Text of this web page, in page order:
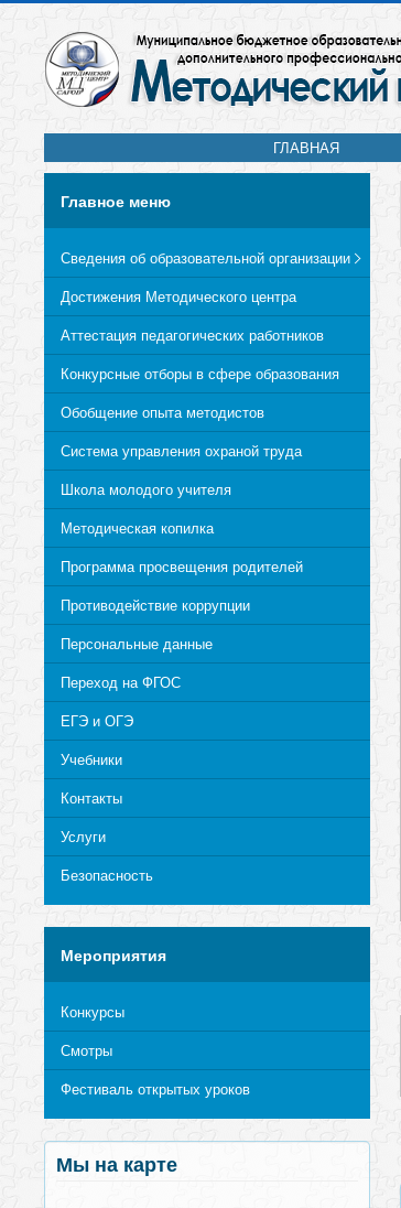
ГЛАВНАЯ
Главное меню
Сведения об образовательной организации
Достижения Методического центра
Аттестация педагогических работников
Конкурсные отборы в сфере образования
Обобщение опыта методистов
Система управления охраной труда
Школа молодого учителя
Методическая копилка
Программа просвещения родителей
Противодействие коррупции
Персональные данные
Переход на ФГОС
ЕГЭ и ОГЭ
Учебники
Контакты
Услуги
Безопасность
Мероприятия
Конкурсы
Смотры
Фестиваль открытых уроков
Мы на карте